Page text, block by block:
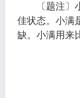
〔题注
佳状态。小满
缺。小满用来